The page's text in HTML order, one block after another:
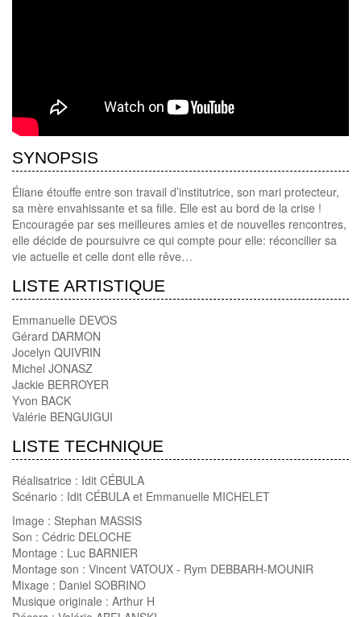
SYNOPSIS
Éliane étouffe entre son travail d’institutrice, son mari protecteur,
sa mère envahissante et sa fille. Elle est au bord de la crise !
Encouragée par ses meilleures amies et de nouvelles rencontres,
elle décide de poursuivre ce qui compte pour elle: réconcilier sa
vie actuelle et celle dont elle rêve…
LISTE ARTISTIQUE
Emmanuelle DEVOS
Gérard DARMON
Jocelyn QUIVRIN
Michel JONASZ
Jackie BERROYER
Yvon BACK
Valérie BENGUIGUI
LISTE TECHNIQUE
Réalisatrice : Idit CÉBULA
Scénario : Idit CÉBULA et Emmanuelle MICHELET
Image : Stephan MASSIS
Son : Cédric DELOCHE
Montage : Luc BARNIER
Montage son : Vincent VATOUX - Rym DEBBARH-MOUNIR
Mixage : Daniel SOBRINO
Musique originale : Arthur H